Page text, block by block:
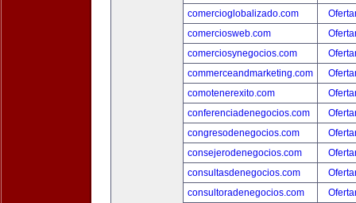
comercioglobalizado.com
comerciosweb.com
comerciosynegocios.com
commerceandmarketing.com
comotenerexito.com
conferenciadenegocios.com
congresodenegocios.com
consejerodenegocios.com
consultasdenegocios.com
consultoradenegocios.com